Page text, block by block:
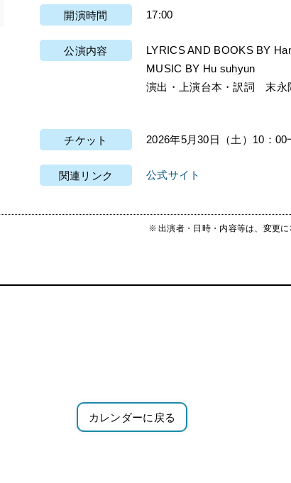
開演時間 17:00
公演内容
LYRICS AND BOOKS BY
MUSIC BY Hu suhyun
演出・上演台本・訳詞 末永
チケット 2026年5月30日（土）10：00
関連リンク 公式サイト
出演者・日時・内容等は、変更
カレンダーに戻る